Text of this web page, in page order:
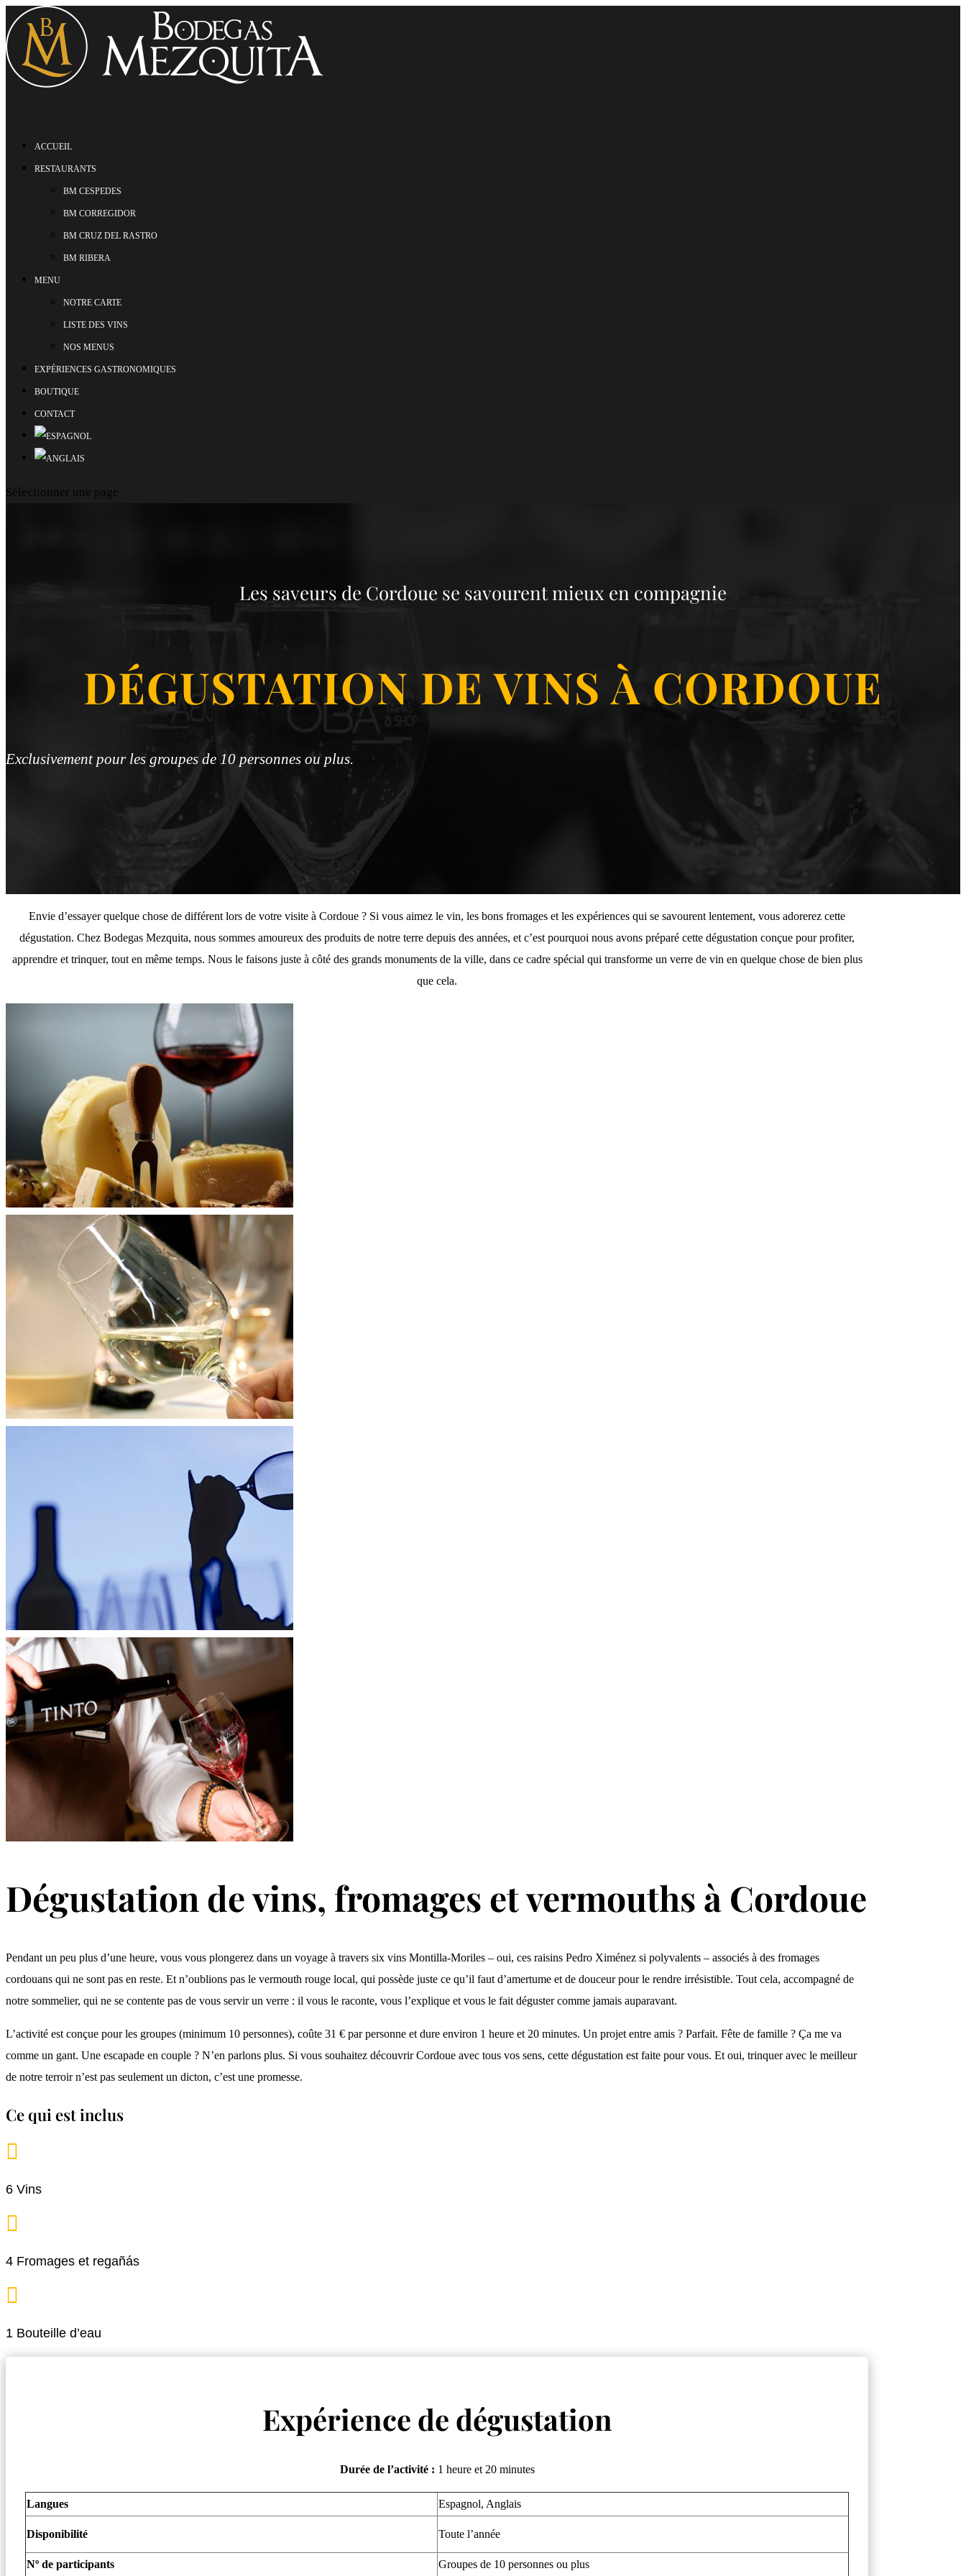
ACCUEIL
RESTAURANTS
BM CESPEDES
BM CORREGIDOR
BM CRUZ DEL RASTRO
BM RIBERA
MENU
NOTRE CARTE
LISTE DES VINS
NOS MENUS
EXPÉRIENCES GASTRONOMIQUES
BOUTIQUE
CONTACT
Sélectionner une page
Les saveurs de Cordoue se savourent mieux en compagnie
DÉGUSTATION DE VINS À CORDOUE
Exclusivement pour les groupes de 10 personnes ou plus.
Envie d’essayer quelque chose de différent lors de votre visite à Cordoue ? Si vous aimez le vin, les bons fromages et les expériences qui se savourent lentement, vous adorerez cette
dégustation. Chez Bodegas Mezquita, nous sommes amoureux des produits de notre terre depuis des années, et c’est pourquoi nous avons préparé cette dégustation conçue pour profiter,
apprendre et trinquer, tout en même temps. Nous le faisons juste à côté des grands monuments de la ville, dans ce cadre spécial qui transforme un verre de vin en quelque chose de bien plus
que cela.
Dégustation de vins, fromages et vermouths à Cordoue
Pendant un peu plus d’une heure, vous vous plongerez dans un voyage à travers six vins Montilla-Moriles – oui, ces raisins Pedro Ximénez si polyvalents – associés à des fromages
cordouans qui ne sont pas en reste. Et n’oublions pas le vermouth rouge local, qui possède juste ce qu’il faut d’amertume et de douceur pour le rendre irrésistible. Tout cela, accompagné de
notre sommelier, qui ne se contente pas de vous servir un verre : il vous le raconte, vous l’explique et vous le fait déguster comme jamais auparavant.
L’activité est conçue pour les groupes (minimum 10 personnes), coûte 31 € par personne et dure environ 1 heure et 20 minutes. Un projet entre amis ? Parfait. Fête de famille ? Ça me va
comme un gant. Une escapade en couple ? N’en parlons plus. Si vous souhaitez découvrir Cordoue avec tous vos sens, cette dégustation est faite pour vous. Et oui, trinquer avec le meilleur
de notre terroir n’est pas seulement un dicton, c’est une promesse.
Ce qui est inclus

6 Vins

4 Fromages et regañás

1 Bouteille d’eau
Expérience de dégustation
Durée de l’activité : 1 heure et 20 minutes
Langues Espagnol, Anglais
Disponibilité Toute l’année
Nº de participants Groupes de 10 personnes ou plus